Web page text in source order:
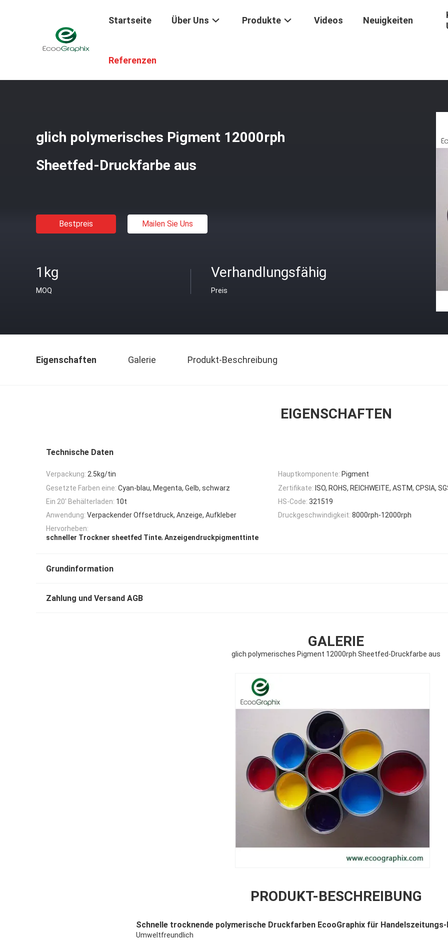
Startseite Über Uns Produkte Videos Neuigkeiten
Referenzen
/
glich polymerisches Pigment 12000rph
Sheetfed-Druckfarbe aus
Bestpreis Mailen Sie Uns
1kg
MOQ
Verhandlungsfähig
Preis
Eigenschaften Galerie Produkt-Beschreibung
EIGENSCHAFTEN
Technische Daten
Verpackung: 2.5kg/tin Hauptkomponente: Pigment
Gesetzte Farben eine: Cyan-blau, Megenta, Gelb, schwarz Zertifikate: ISO, ROHS, REICHWEITE, ASTM, CPSIA,
Ein 20' Behälterladen: 10t HS-Code: 321519
Anwendung: Verpackender Offsetdruck, Anzeige, Aufkleber Druckgeschwindigkeit: 8000rph-12000rph
Hervorheben:
schneller Trockner sheetfed Tinte, Anzeigendruckpigmenttinte
Grundinformation
Zahlung und Versand AGB
GALERIE
glich polymerisches Pigment 12000rph Sheetfed-Druckfarbe aus
PRODUKT-BESCHREIBUNG
Schnelle trocknende polymerische Druckfarben EcooGraphix für
Umweltfreundlich